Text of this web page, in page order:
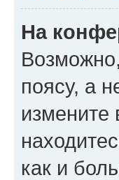
На
поясу, а
измените
как и